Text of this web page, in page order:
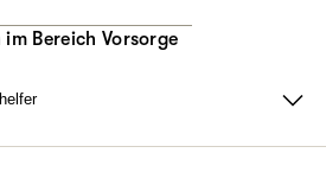
Bereich Vorsorge
innerhalb von 48 Stunden neu